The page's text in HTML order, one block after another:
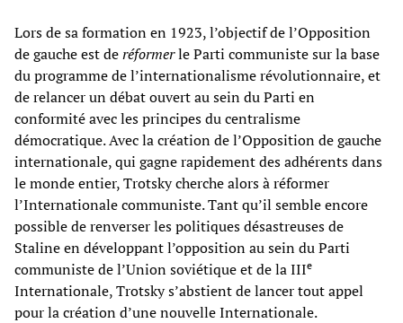
Lors de sa formation en 1923, l’objectif de l’Opposition
de gauche est deréformerle Parti communiste sur la base
du programme de l’internationalisme révolutionnaire, et
de relancer un débat ouvert au sein du Parti en
conformité avec les principes du centralisme
démocratique. Avec la création de l’Opposition de gauche
internationale, qui gagne rapidement des adhérents dans
le monde entier, Trotsky cherche alors à réformer
l’Internationale communiste. Tant qu’il semble encore
possible de renverser les politiques désastreuses de
Staline en développant l’opposition au sein du Parti
communiste de l’Union soviétique et de la IIIe
Internationale, Trotsky s’abstient de lancer tout appel
pour la création d’une nouvelle Internationale.